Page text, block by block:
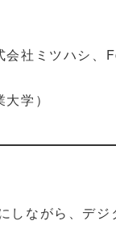
社ミツハシ、
学）
ながら、デ